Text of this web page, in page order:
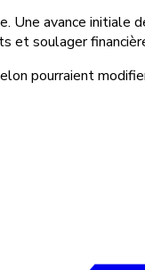
Une avance initiale
et soulager
pourraient